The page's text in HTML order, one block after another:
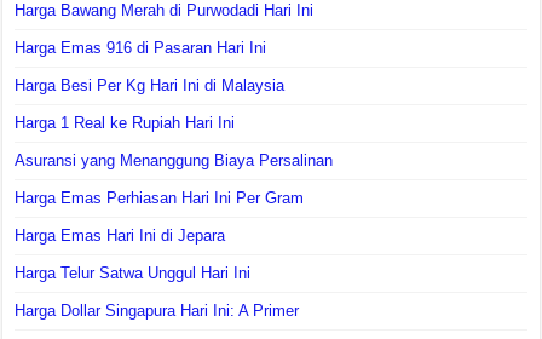
Harga Bawang Merah di Purwodadi Hari Ini
Harga Emas 916 di Pasaran Hari Ini
Harga Besi Per Kg Hari Ini di Malaysia
Harga 1 Real ke Rupiah Hari Ini
Asuransi yang Menanggung Biaya Persalinan
Harga Emas Perhiasan Hari Ini Per Gram
Harga Emas Hari Ini di Jepara
Harga Telur Satwa Unggul Hari Ini
Harga Dollar Singapura Hari Ini: A Primer